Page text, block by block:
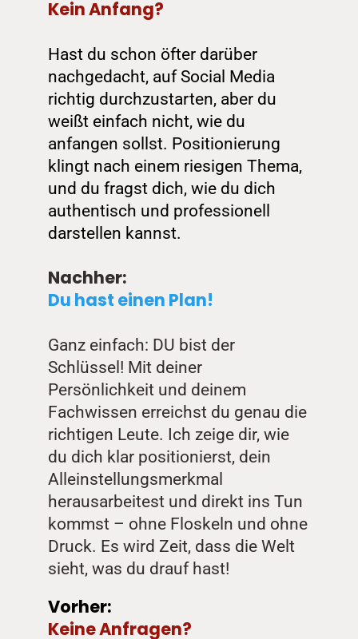
Kein Anfang?
Hast du schon öfter darüber
nachgedacht, auf Social Media
richtig durchzustarten, aber du
weißt einfach nicht, wie du
anfangen sollst. Positionierung
klingt nach einem riesigen Thema,
und du fragst dich, wie du dich
authentisch und professionell
darstellen kannst.
Nachher:
Du hast einen Plan!
Ganz einfach: DU bist der
Schlüssel! Mit deiner
Persönlichkeit und deinem
Fachwissen erreichst du genau die
richtigen Leute. Ich zeige dir, wie
du dich klar positionierst, dein
Alleinstellungsmerkmal
herausarbeitest und direkt ins Tun
kommst – ohne Floskeln und ohne
Druck. Es wird Zeit, dass die Welt
sieht, was du drauf hast!
Vorher:
Keine Anfragen?